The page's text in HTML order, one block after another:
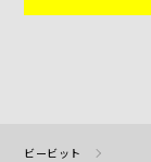
ビービット